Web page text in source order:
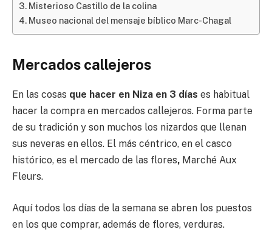
Misterioso Castillo de la colina
Museo nacional del mensaje bíblico Marc-Chagal
Mercados callejeros
En las cosas que hacer en Niza en 3 días es habitual
hacer la compra en mercados callejeros. Forma parte
de su tradición y son muchos los nizardos que llenan
sus neveras en ellos. El más céntrico, en el casco
histórico, es el mercado de las flores, Marché Aux
Fleurs.
Aquí todos los días de la semana se abren los puestos
en los que comprar, además de flores, verduras.